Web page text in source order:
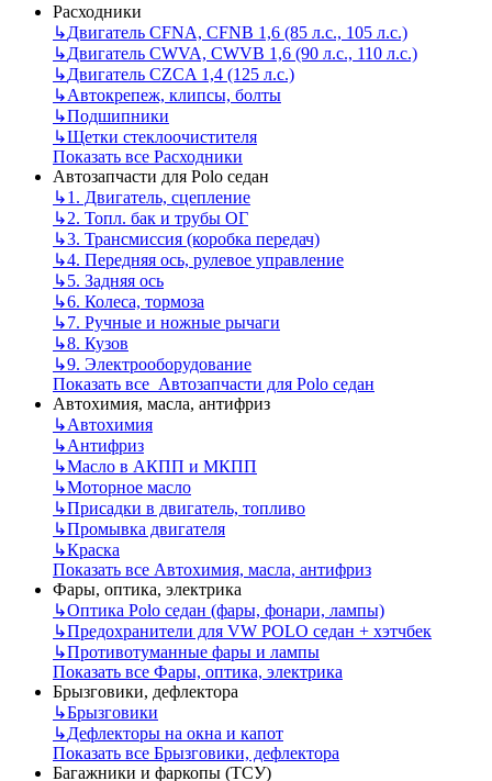
Расходники
↳Двигатель CFNA, CFNB 1,6 (85 л.с., 105 л.с.)
↳Двигатель CWVA, CWVB 1,6 (90 л.с., 110 л.с.)
↳Двигатель CZCA 1,4 (125 л.с.)
↳Автокрепеж, клипсы, болты
↳Подшипники
↳Щетки стеклоочистителя
Показать все Расходники
Автозапчасти для Polo седан
↳1. Двигатель, сцепление
↳2. Топл. бак и трубы ОГ
↳3. Трансмиссия (коробка передач)
↳4. Передняя ось, рулевое управление
↳5. Задняя ось
↳6. Колеса, тормоза
↳7. Ручные и ножные рычаги
↳8. Кузов
↳9. Электрооборудование
Показать все Автозапчасти для Polo седан
Автохимия, масла, антифриз
↳Автохимия
↳Антифриз
↳Масло в АКПП и МКПП
↳Моторное масло
↳Присадки в двигатель, топливо
↳Промывка двигателя
↳Краска
Показать все Автохимия, масла, антифриз
Фары, оптика, электрика
↳Оптика Polo седан (фары, фонари, лампы)
↳Предохранители для VW POLO седан + хэтчбек
↳Противотуманные фары и лампы
Показать все Фары, оптика, электрика
Брызговики, дефлектора
↳Брызговики
↳Дефлекторы на окна и капот
Показать все Брызговики, дефлектора
Багажники и фаркопы (ТСУ)